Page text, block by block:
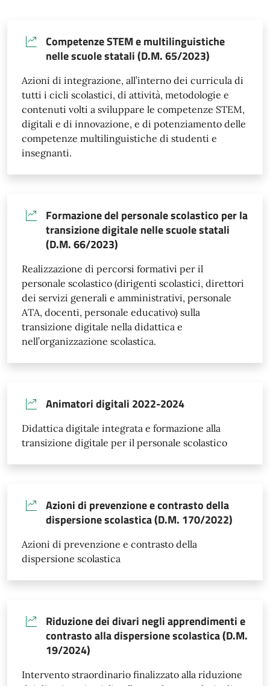
Competenze STEM e multilinguistiche
nelle scuole statali (D.M. 65/2023)
Azioni di integrazione, all’interno dei curricula di
tutti i cicli scolastici, di attività, metodologie e
contenuti volti a sviluppare le competenze STEM,
digitali e di innovazione, e di potenziamento delle
competenze multilinguistiche di studenti e
insegnanti.
Formazione del personale scolastico per la
transizione digitale nelle scuole statali
(D.M. 66/2023)
Realizzazione di percorsi formativi per il
personale scolastico (dirigenti scolastici, direttori
dei servizi generali e amministrativi, personale
ATA, docenti, personale educativo) sulla
transizione digitale nella didattica e
nell’organizzazione scolastica.
Animatori digitali 2022-2024
Didattica digitale integrata e formazione alla
transizione digitale per il personale scolastico
Azioni di prevenzione e contrasto della
dispersione scolastica (D.M. 170/2022)
Azioni di prevenzione e contrasto della
dispersione scolastica
Riduzione dei divari negli apprendimenti e
contrasto alla dispersione scolastica (D.M.
19/2024)
Intervento straordinario finalizzato alla riduzione